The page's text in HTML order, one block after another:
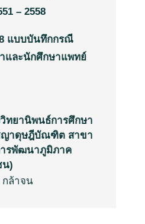
– 2558
แบบบันทึกกรณี
และนักศึกษาแพทย์
ทยานิพนธ์การศึกษา
ญาดุษฎีบัณฑิต สาขา
รพัฒนาภูมิภาค
น)
กล้าจน